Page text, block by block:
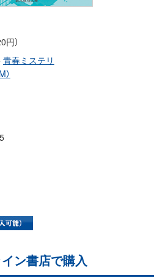
円）
青春ミステリ
ン書店で購入